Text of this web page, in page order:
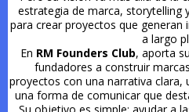
estrategia de marca, storytelling
para crear proyectos que generan
a largo
En RM Founders Club, aporta
fundadores a construir
proyectos con una narrativa
una forma de comunicar que